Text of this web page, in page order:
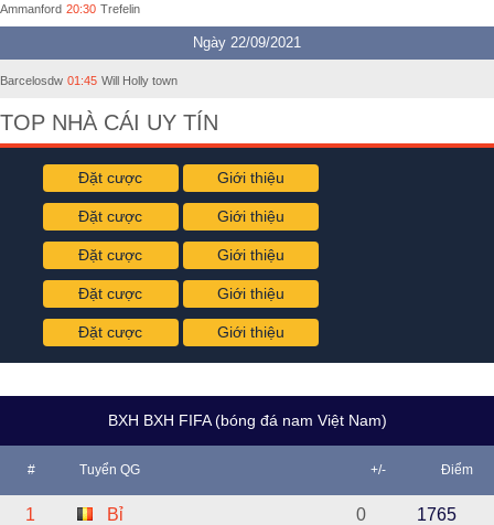
Ammanford 20:30 Trefelin
Ngày 22/09/2021
Barcelosdw 01:45 Will Holly town
TOP NHÀ CÁI UY TÍN
Đặt cược Giới thiệu
Đặt cược Giới thiệu
Đặt cược Giới thiệu
Đặt cược Giới thiệu
Đặt cược Giới thiệu
BXH BXH FIFA (bóng đá nam Việt Nam)
# Tuyển QG +/- Điểm
1 Bỉ 0 1765